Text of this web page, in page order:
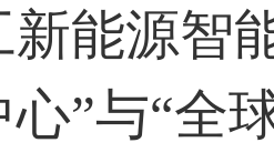
源智能
”与“全